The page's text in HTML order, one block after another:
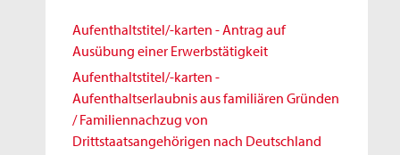
Aufenthaltstitel/-karten - Antrag auf
Ausübung einer Erwerbstätigkeit
Aufenthaltstitel/-karten -
Aufenthaltserlaubnis aus familiären Gründen
/ Familiennachzug von
Drittstaatsangehörigen nach Deutschland